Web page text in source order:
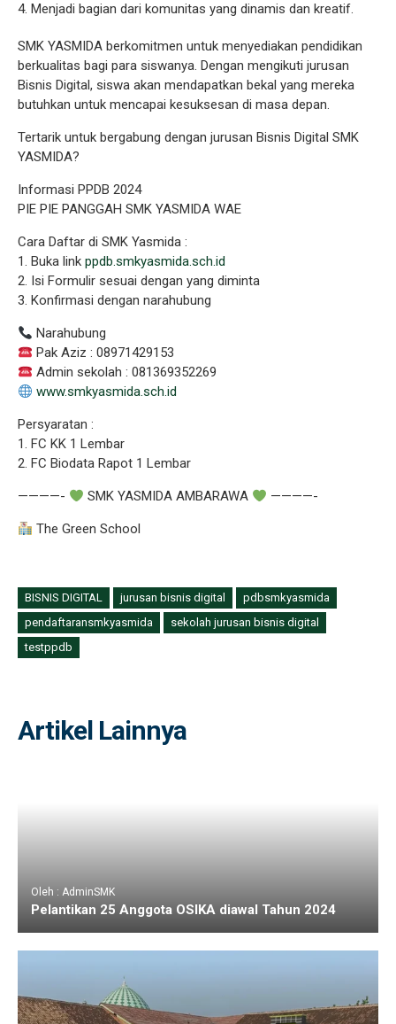
Menjadi bagian dari komunitas yang dinamis dan kreatif.
SMK YASMIDA berkomitmen untuk menyediakan pendidikan
berkualitas bagi para siswanya. Dengan mengikuti jurusan
Bisnis Digital, siswa akan mendapatkan bekal yang mereka
butuhkan untuk mencapai kesuksesan di masa depan.
Tertarik untuk bergabung dengan jurusan Bisnis Digital SMK
YASMIDA?
Informasi PPDB 2024
PIE PIE PANGGAH SMK YASMIDA WAE
Cara Daftar di SMK Yasmida :
1. Buka link ppdb.smkyasmida.sch.id
2. Isi Formulir sesuai dengan yang diminta
3. Konfirmasi dengan narahubung
Narahubung
Pak Aziz : 08971429153
Admin sekolah : 081369352269
www.smkyasmida.sch.id
Persyaratan :
1. FC KK 1 Lembar
2. FC Biodata Rapot 1 Lembar
————- SMK YASMIDA AMBARAWA ————-
The Green School
BISNIS DIGITAL jurusan bisnis digital
pdbsmkyasmida
pendaftaransmkyasmida
sekolah jurusan bisnis digital
testppdb
Artikel Lainnya
Oleh : AdminSMK
Pelantikan 25 Anggota OSIKA diawal Tahun 2024